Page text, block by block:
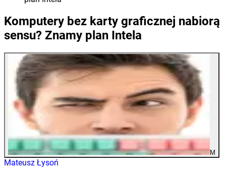
Komputery bez karty graficznej nabiorą
sensu? Znamy plan Intela
M
Mateusz Łysoń